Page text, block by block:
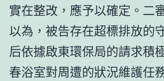
實在整改，應予以確定。二
以為，被告存在超標排放的
后依據啟東環保局的請求積
春浴室對周遭的狀況維護任